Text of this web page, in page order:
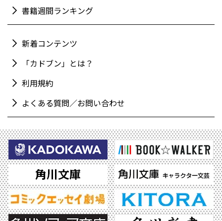
書籍週間ランキング
新着コンテンツ
「カドブン」とは？
利用規約
よくある質問／お問い合わせ